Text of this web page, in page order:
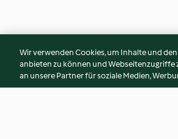
Wir verwenden Cookies, um Inhalte und
anbieten zu können und
an unsere Partner für soziale Medien,